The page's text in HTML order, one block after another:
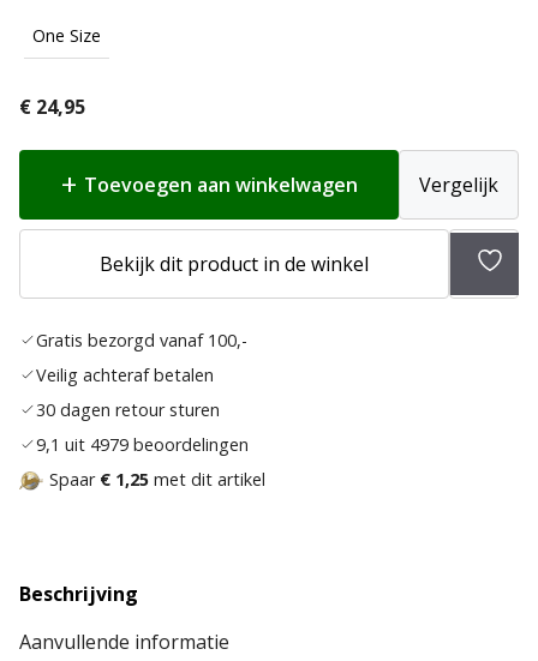
One Size
€ 24,95
Toevoegen aan winkelwagen Vergelijk
Bekijk dit product in de winkel
Gratis bezorgd vanaf 100,-
Veilig achteraf betalen
30 dagen retour sturen
9,1 uit 4979 beoordelingen
Spaar € 1,25 met dit artikel
Beschrijving
Aanvullende informatie